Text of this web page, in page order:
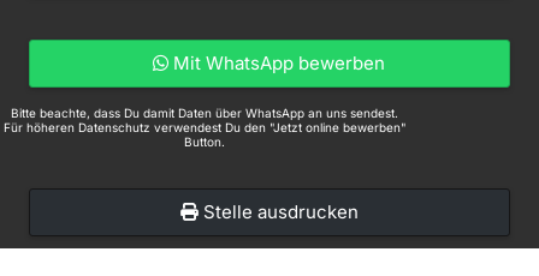
Mit WhatsApp bewerben
Bitte beachte, dass Du damit Daten über WhatsApp an uns sendest.
Für höheren Datenschutz verwendest Du den "Jetzt online bewerben"
Button.
Stelle ausdrucken